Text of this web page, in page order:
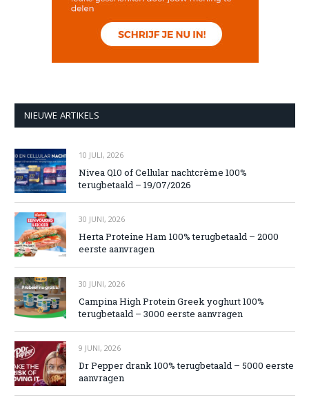
NIEUWE ARTIKELS
10 JULI, 2026
Nivea Q10 of Cellular nachtcrème 100%
terugbetaald – 19/07/2026
30 JUNI, 2026
Herta Proteine Ham 100% terugbetaald – 2000
eerste aanvragen
30 JUNI, 2026
Campina High Protein Greek yoghurt 100%
terugbetaald – 3000 eerste aanvragen
9 JUNI, 2026
Dr Pepper drank 100% terugbetaald – 5000 eerste
aanvragen